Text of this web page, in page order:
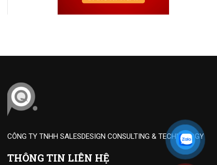
CÔNG TY TNHH SALESDESIGN CONSULTING & TECHNOLOGY
THÔNG TIN LIÊN HỆ